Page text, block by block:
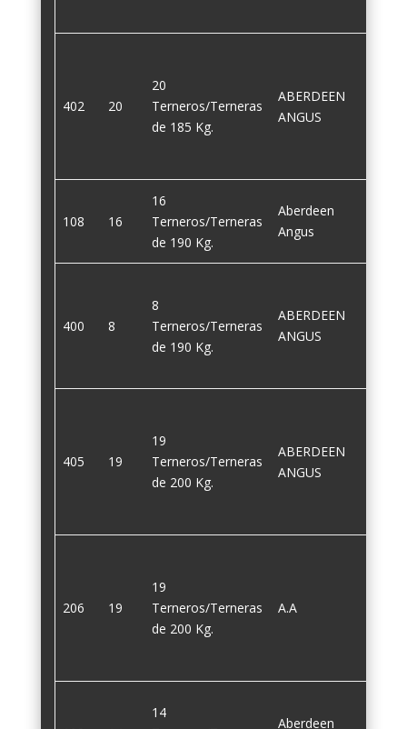
402 20
20
Terneros/Terneras
de 185 Kg.
ABERDEEN
ANGUS
108 16
16
Terneros/Terneras
de 190 Kg.
Aberdeen
Angus
400 8
8
Terneros/Terneras
de 190 Kg.
ABERDEEN
ANGUS
405 19
19
Terneros/Terneras
de 200 Kg.
ABERDEEN
ANGUS
206 19
19
Terneros/Terneras
de 200 Kg.
A.A
14
Aberdeen